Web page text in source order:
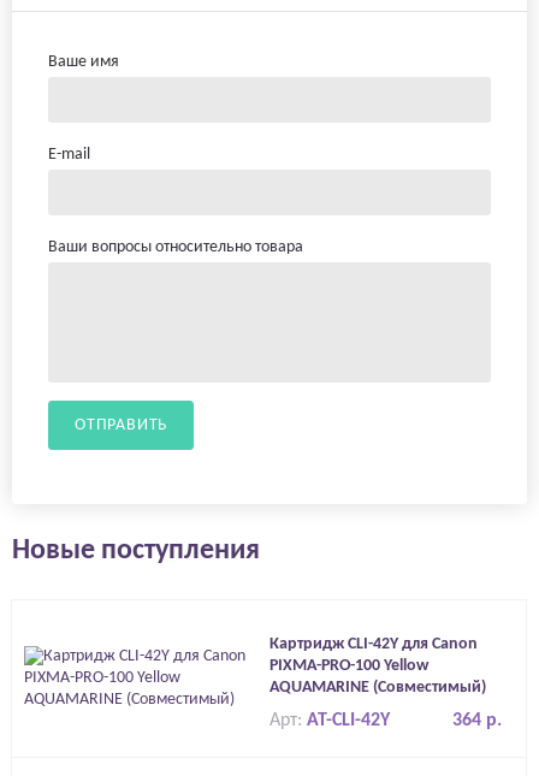
Ваше имя
E-mail
Ваши вопросы относительно товара
ОТПРАВИТЬ
Новые поступления
Картридж CLI-42Y для Canon
PIXMA-PRO-100 Yellow
AQUAMARINE (Совместимый)
364 р.
Арт:AT-CLI-42Y